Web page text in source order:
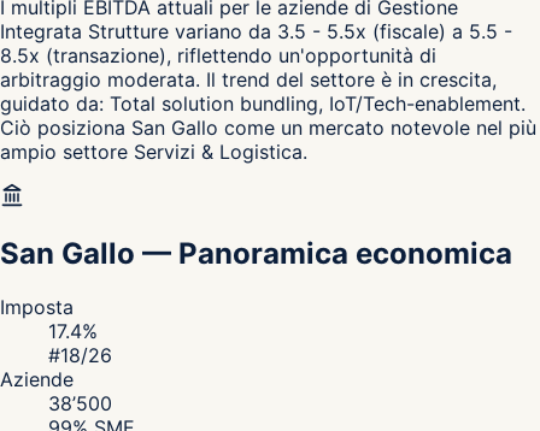
I multipli EBITDA attuali per le aziende di Gestione
Integrata Strutture variano da 3.5 - 5.5x (fiscale) a 5.5 -
8.5x (transazione), riflettendo un'opportunità di
arbitraggio moderata. Il trend del settore è in crescita,
guidato da: Total solution bundling, IoT/Tech-enablement.
Ciò posiziona San Gallo come un mercato notevole nel più
ampio settore Servizi & Logistica.
San Gallo — Panoramica economica
Imposta
17.4%
#18/26
Aziende
38’500